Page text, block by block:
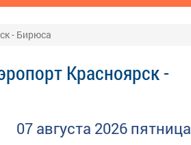
- Бирюса
Красноярск -
07 августа 2026 пятница